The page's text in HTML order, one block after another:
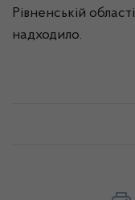
Рівненській
надходило.